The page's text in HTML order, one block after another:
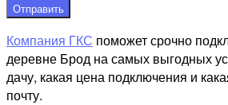
Отправить
Компания ГКС поможет срочно
деревне Брод на самых выгодных
дачу, какая цена подключения и
почту.